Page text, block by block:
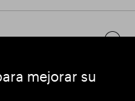
mejorar su